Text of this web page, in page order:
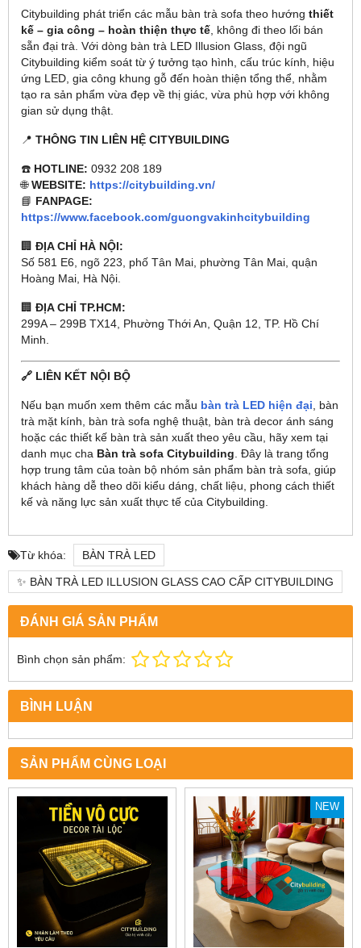
Citybuilding phát triển các mẫu bàn trà sofa theo hướng thiết
kế – gia công – hoàn thiện thực tế , không đi theo lối bán
sẵn đại trà. Với dòng bàn trà LED Illusion Glass, đội ngũ
Citybuilding kiểm soát từ ý tưởng tạo hình, cấu trúc kính, hiệu
ứng LED, gia công khung gỗ đến hoàn thiện tổng thể, nhằm
tạo ra sản phẩm vừa đẹp về thị giác, vừa phù hợp với không
gian sử dụng thật.
📍 THÔNG TIN LIÊN HỆ CITYBUILDING
☎️ HOTLINE: 0932 208 189
🌐WEBSITE: https://citybuilding.vn/
📘 FANPAGE:
https://www.facebook.com/guongvakinhcitybuilding
🏢 ĐỊA CHỈ HÀ NỘI:
Số 581 E6, ngõ 223, phố Tân Mai, phường Tân Mai, quận
Hoàng Mai, Hà Nội.
🏢 ĐỊA CHỈ TP.HCM:
299A – 299B TX14, Phường Thới An, Quận 12, TP. Hồ Chí
Minh.
🔗 LIÊN KẾT NỘI BỘ
Nếu bạn muốn xem thêm các mẫu bàn trà LED hiện đại , bàn
trà mặt kính, bàn trà sofa nghệ thuật, bàn trà decor ánh sáng
hoặc các thiết kế bàn trà sản xuất theo yêu cầu, hãy xem tại
danh mục cha Bàn trà sofa Citybuilding . Đây là trang tổng
hợp trung tâm của toàn bộ nhóm sản phẩm bàn trà sofa, giúp
khách hàng dễ theo dõi kiểu dáng, chất liệu, phong cách thiết
kế và năng lực sản xuất thực tế của Citybuilding.
Từ khóa: BÀN TRÀ LED
✨ BÀN TRÀ LED ILLUSION GLASS CAO CẤP CITYBUILDING
ĐÁNH GIÁ SẢN PHẨM
Bình chọn sản phẩm:
BÌNH LUẬN
SẢN PHẨM CÙNG LOẠI
NEW